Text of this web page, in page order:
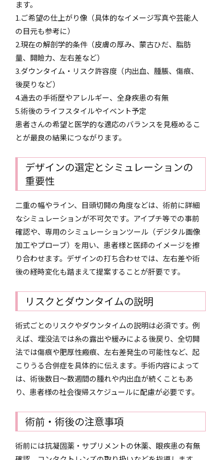
ます。
1.ご希望の仕上がり像（具体的なイメージ写真や芸能人
の目元も参考に）
2.現在の解剖学的条件（皮膚の厚み、蒙古ひだ、脂肪
量、開瞼力、左右差など）
3.ダウンタイム・リスク許容度（内出血、腫脹、傷痕、
後戻りなど）
4.過去の手術歴やアレルギー、全身疾患の有無
5.術後のライフスタイルやイベント予定
患者さんの希望と医学的な適応のバランスを見極めるこ
とが最良の結果につながります。
デザインの選定とシミュレーションの
重要性
二重の幅やライン、目頭切開の角度などは、術前に詳細
なシミュレーションが不可欠です。アイプチ等での事前
確認や、専用のシミュレーションツール（デジタル画像
加工やプローブ）を用い、患者様と医師のイメージを擦
り合わせます。デザインの打ち合わせでは、左右差や術
後の経時変化も踏まえて提案することが肝要です。
リスクとダウンタイムの説明
術式ごとのリスクやダウンタイムの説明は必須です。例
えば、埋没法では糸の露出や緩みによる後戻り、全切開
法では傷痕や肥厚性瘢痕、左右差発生の可能性など、起
こりうる合併症を具体的に伝えます。手術内容によって
は、術後数日～数週間の腫れや内出血が続くこともあ
り、患者様の社会復帰スケジュールに配慮が必要です。
術前・術後の注意事項
術前には抗凝固薬・サプリメントの休薬、眼疾患の有無